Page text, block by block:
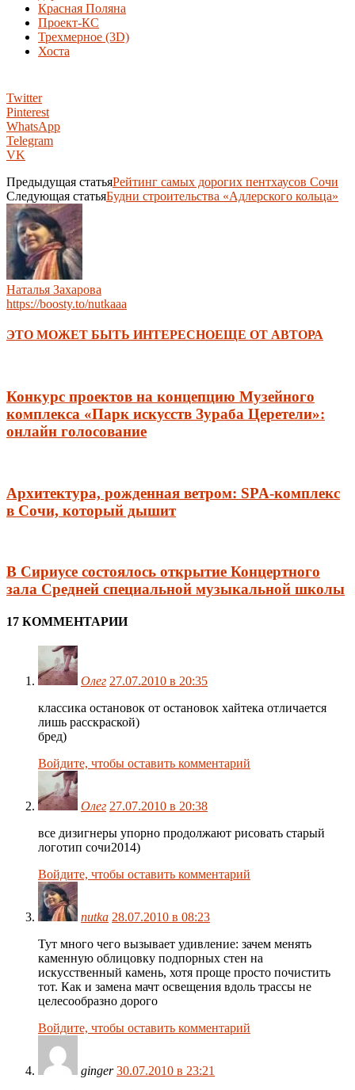
Красная Поляна
Проект-КС
Трехмерное (3D)
Хоста
Twitter
Pinterest
WhatsApp
Telegram
VK
Предыдущая статьяРейтинг самых дорогих пентхаусов Сочи
Следующая статьяБудни строительства «Адлерского кольца»
Наталья Захарова
https://boosty.to/nutkaaa
ЭТО МОЖЕТ БЫТЬ ИНТЕРЕСНОЕЩЕ ОТ АВТОРА
Конкурс проектов на концепцию Музейного
комплекса «Парк искусств Зураба Церетели»:
онлайн голосование
Архитектура, рожденная ветром: SPA-комплекс
в Сочи, который дышит
В Сириусе состоялось открытие Концертного
зала Средней специальной музыкальной школы
17 КОММЕНТАРИИ
Олег 27.07.2010 в 20:35
классика остановок от остановок хайтека отличается
лишь расскраской)
бред)
Войдите, чтобы оставить комментарий
Олег 27.07.2010 в 20:38
все дизигнеры упорно продолжают рисовать старый
логотип сочи2014)
Войдите, чтобы оставить комментарий
nutka 28.07.2010 в 08:23
Тут много чего вызывает удивление: зачем менять
каменную облицовку подпорных стен на
искусственный камень, хотя проще просто почистить
тот. Как и замена мачт освещения вдоль трассы не
целесообразно дорого
Войдите, чтобы оставить комментарий
ginger 30.07.2010 в 23:21